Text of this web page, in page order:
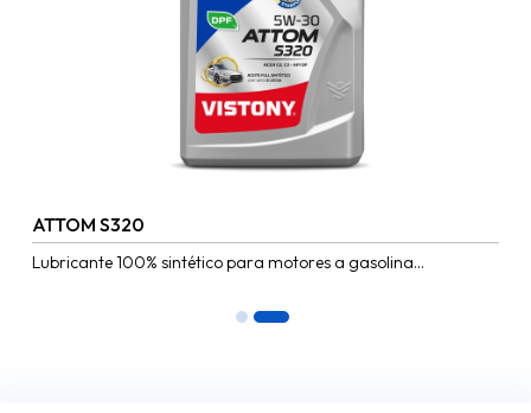
ATTOM S320
Lubricante 100% sintético para motores a gasolina